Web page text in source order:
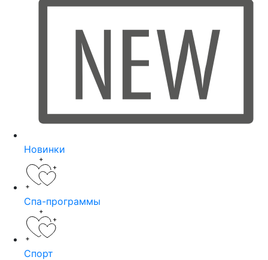
Новинки
Спа-программы
Спорт